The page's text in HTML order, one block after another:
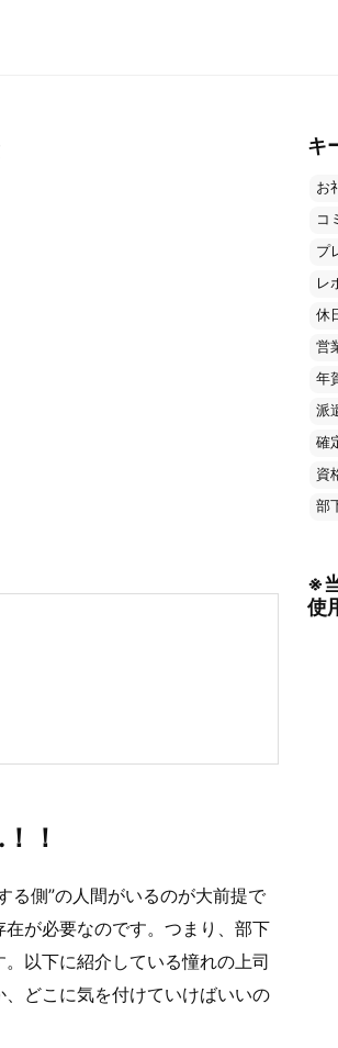
！
る側”の人間がいるのが大前提で
が必要なのです。つまり、部下
以下に紹介している憧れの上司
どこに気を付けていけばいいの
キ
お
コ
プ
レ
休
営
年
派
確
資
部
※
使